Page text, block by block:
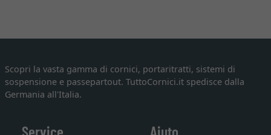
Scopri la vasta gamma di cornici, portaritratti, sistemi di
sospensione e passepartout. TuttoCornici.it spedisce dalla
Germania all'Italia.
Service Aiuto